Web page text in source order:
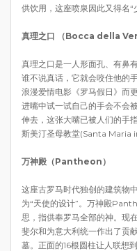
供饮用，这座喷泉因此又得名“
真理之口 （Bocca della
真理之口是一人形面孔、有鼻
谁不说真话，它就会咬住他的
浪漫爱情电影《罗马假日》而
进嘴中试一试自己的手会不会
伸去，这张大嘴已被人们的手
斯美汀圣母教堂(Santa Maria
万神殿（Pantheon）
这座古罗马时代独创的建筑物
为“天使的设计”。万神殿
思，指供奉罗马全部的神。现
斐尔和为意大利统一作出了贡
墓。正面的16根圆柱让人联想